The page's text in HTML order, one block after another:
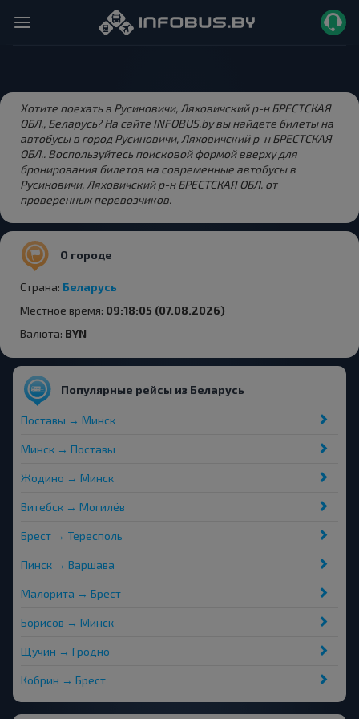
Хотите поехать в Русиновичи, Ляховичский р-н БРЕСТСКАЯ
ОБЛ., Беларусь? На сайте INFOBUS.by вы найдете билеты на
автобусы в город Русиновичи, Ляховичский р-н БРЕСТСКАЯ
ОБЛ.. Воспользуйтесь поисковой формой вверху для
бронирования билетов на современные автобусы в
Русиновичи, Ляховичский р-н БРЕСТСКАЯ ОБЛ. от
проверенных перевозчиков.
О городе
Страна: Беларусь
Местное время: 09:18:05 (07.08.2026)
Валюта: BYN
Популярные рейсы из Беларусь
Поставы → Минск
Минск → Поставы
Жодино → Минск
Витебск → Могилёв
Брест → Тересполь
Пинск → Варшава
Малорита → Брест
Борисов → Минск
Щучин → Гродно
Кобрин → Брест